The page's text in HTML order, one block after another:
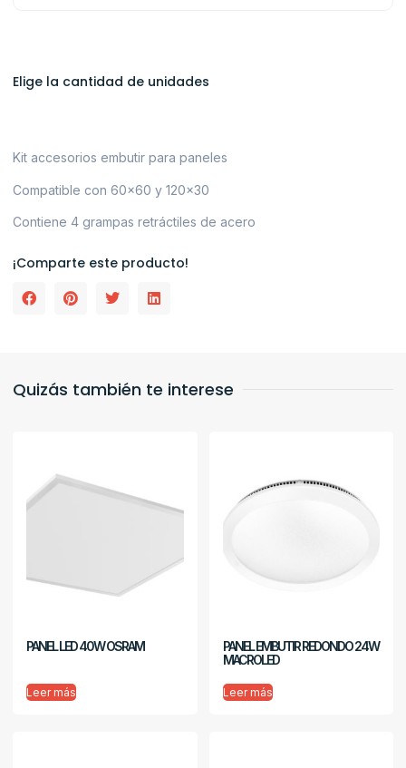
Elige la cantidad de unidades
Kit accesorios embutir para paneles
Compatible con 60×60 y 120×30
Contiene 4 grampas retráctiles de acero
¡Comparte este producto!
Quizás también te interese
PANEL LED 40W OSRAM
Leer más
PANEL EMBUTIR REDONDO 24W
MACROLED
Leer más